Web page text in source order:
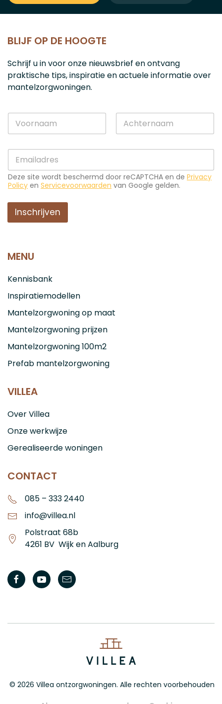
BLIJF OP DE HOOGTE
Schrijf u in voor onze nieuwsbrief en ontvang
praktische tips, inspiratie en actuele informatie over
mantelzorgwoningen.
N
a
*
a
a
E
m
a
i
l
Deze site wordt beschermd door reCAPTCHA en de Privacy
Policy en Servicevoorwaarden van Google gelden.
Inschrijven
MENU
Kennisbank
Inspiratiemodellen
Mantelzorgwoning op maat
Mantelzorgwoning prijzen
Mantelzorgwoning 100m2
Prefab mantelzorgwoning
VILLEA
Over Villea
Onze werkwijze
Gerealiseerde woningen
CONTACT
085 – 333 2440
info@villea.nl
Polstraat 68b
4261 BV Wijk en Aalburg
© 2026 Villea ontzorgwoningen. Alle rechten voorbehouden